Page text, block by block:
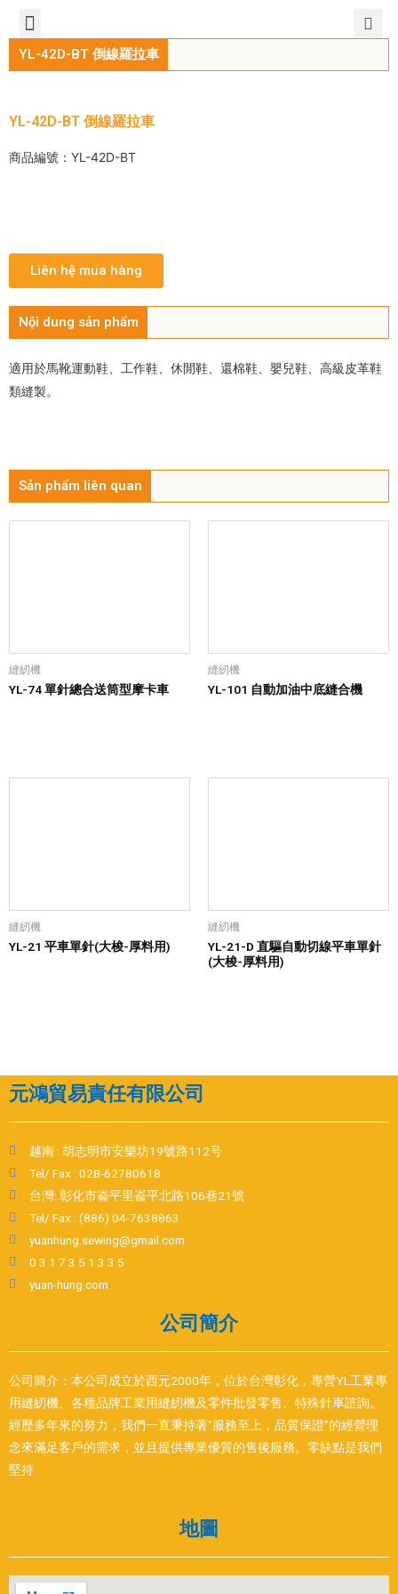
YL-42D-BT 倒線羅拉車
YL-42D-BT 倒線羅拉車
商品編號：YL-42D-BT
Liên hệ mua hàng
Nội dung sản phẩm
適用於馬靴運動鞋、工作鞋、休閒鞋、還棉鞋、嬰兒鞋、高級皮革鞋
類縫製。
Sản phẩm liên quan
縫紉機
YL-74 單針總合送筒型摩卡車
縫紉機
YL-101 自動加油中底縫合機
縫紉機
YL-21 平車單針(大梭-厚料用)
縫紉機
YL-21-D 直驅自動切線平車單針
(大梭-厚料用)
元鴻貿易責任有限公司
越南 : 胡志明市安樂坊19號路112号
Tel/ Fax : 028-62780618
台灣: 彰化市崙平里崙平北路106巷21號
Tel/ Fax : (886) 04-7638863
yuanhung.sewing@gmail.com
0 3 1 7 3 5 1 3 3 5
yuan-hung.com
公司簡介
公司簡介：本公司成立於西元2000年，位於台灣彰化，專營YL工業專
用縫紉機、各種品牌工業用縫紉機及零件批發零售、特殊針車諮詢。
經歷多年來的努力，我們一直秉持著”服務至上，品質保證”的經營理
念來滿足客戶的需求，並且提供專業優質的售後服務。零缺點是我們
堅持
地圖